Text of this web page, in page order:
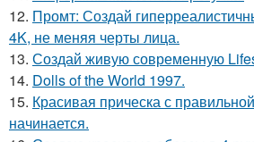
12. Промт: Создай
4K, не меняя черты лица.
13. Создай живую современную
14. Dolls of the World 1997.
15. Красивая прическа с
начинается.